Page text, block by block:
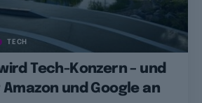
TECH
Tech-Konzern – und
und Google an